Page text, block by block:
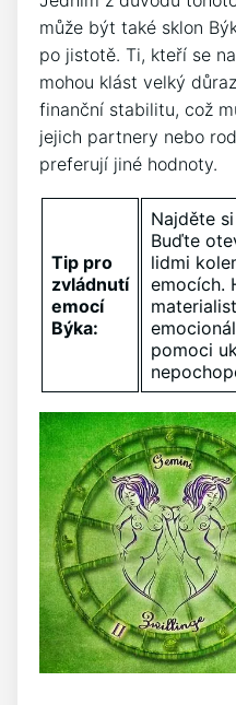
může být také sklon
po jistotě. Ti, kteří se
mohou klást velký
finanční stabilitu, což
jejich partnery nebo
preferují jiné hodnoty.
Tip pro
zvládnutí
emocí
Býka:
Najděte
Buďte
lidmi
emocích.
pomoci